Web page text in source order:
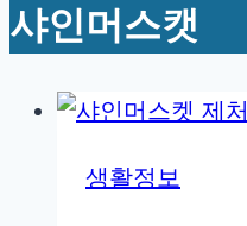
샤인머스캣
생활정보